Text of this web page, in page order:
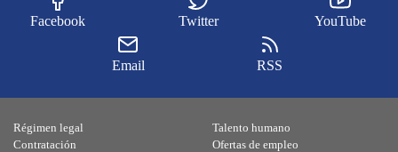
Facebook Twitter YouTube
Email RSS
Régimen legal
Contratación
Talento humano
Ofertas de empleo